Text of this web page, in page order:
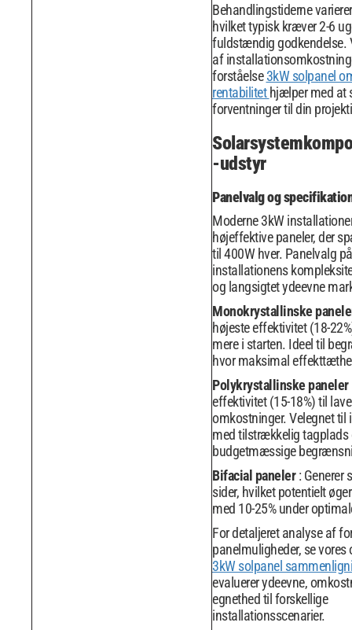
Behandlingstiderne
hvilket typisk kræver 2-6
fuldstændig godkendelse.
af
forståelse3kW solpanel
rentabilitethjælper med at
forventninger til din
-udstyr
Panelvalg og
Moderne 3kW
højeffektive paneler, der
til 400W hver. Panelvalg
installationens
og langsigtet ydeevne
Monokrystallinske
højeste effektivitet (18-
mere i starten. Ideel til
hvor maksimal
Polykrystallinske paneler
effektivitet (15-18%) til
omkostninger. Velegnet til
med tilstrækkelig tagplads
budgetmæssige
Bifacial paneler: Generer
sider, hvilket potentielt
med 10-25% under
For detaljeret analyse af
panelmuligheder, se
3kW solpanel
evaluerer ydeevne,
egnethed til forskellige
installationsscenarier.